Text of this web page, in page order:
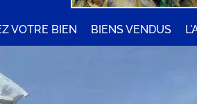
VOTRE BIEN BIENS VENDUS